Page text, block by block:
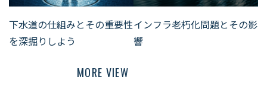
下水道の仕組みとその重要性
を深掘りしよう
インフラ老朽化問題とその影
響
MORE VIEW